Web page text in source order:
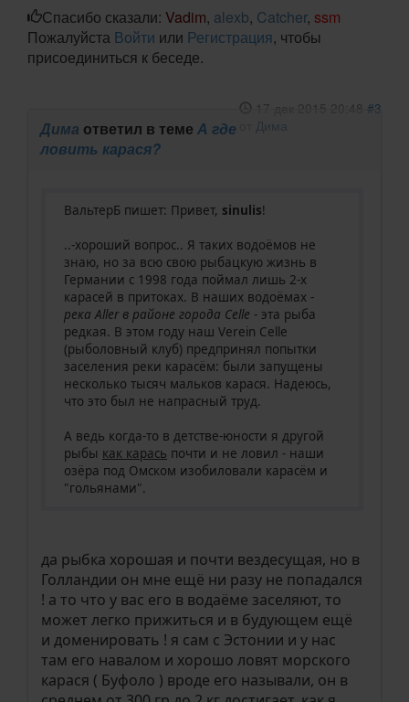
Спасибо сказали: Vadim, alexb, Catcher, ssm
Пожалуйста Войти или Регистрация, чтобы
присоединиться к беседе.
17 дек 2015 20:48 #3
Дима
Дима ответил в теме А где
ловить карася?
ВальтерБ пишет: Привет, sinulis!
..-хороший вопрос.. Я таких водоёмов не
знаю, но за всю свою рыбацкую жизнь в
Германии с 1998 года поймал лишь 2-х
карасей в притоках. В наших водоёмах -
река Aller в районе города Celle - эта рыба
редкая. В этом году наш Verein Celle
(рыболовный клуб) предпринял попытки
заселения реки карасём: были запущены
несколько тысяч мальков карася. Надеюсь,
что это был не напрасный труд.
А ведь когда-то в детстве-юности я другой
рыбы как карась почти и не ловил - наши
озёра под Омском изобиловали карасём и
"гольянами".
да рыбка хорошая и почти вездесущая, но в
Голландии он мне ещё ни разу не попадался
! а то что у вас его в водаёме заселяют, то
может легко прижиться и в будующем ещё
и доменировать ! я сам с Эстонии и у нас
там его навалом и хорошо ловят морского
карася ( Буфоло ) вроде его называли, он в